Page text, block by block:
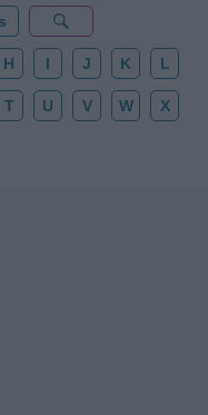
H I J K L
T U V W X